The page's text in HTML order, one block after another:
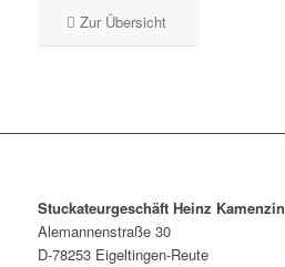
Zur Übersicht
Stuckateurgeschäft Heinz Kamenzin
Alemannenstraße 30
D-78253 Eigeltingen-Reute